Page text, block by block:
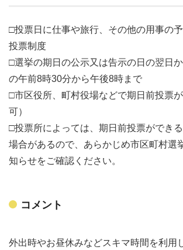
□投票日に仕事や旅行、その他の用事の
投票制度
□選挙の期日の公示又は告示の日の翌日
の午前8時30分から午後8時まで
□市区役所、町村役場などで期日前投票が
可）
□投票所によっては、期日前投票ができ
場合があるので、あらかじめ市区町村選
知らせをご確認ください。
コメント
外出時やお昼休みなどスキマ時間を利用